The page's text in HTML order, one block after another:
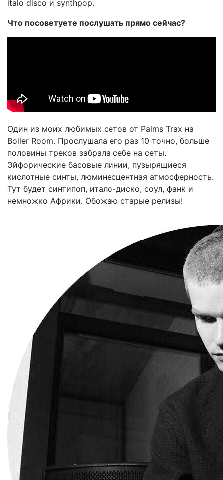
italo disco и synthpop.
Что посоветуете послушать прямо сейчас?
Один из моих любимых сетов от Palms Trax на
Boiler Room. Прослушала его раз 10 точно, больше
половины треков забрала себе на сеты.
Эйфорические басовые линии, пузырящиеся
кислотные синты, люминесцентная атмосферность.
Тут будет синтипоп, итало-диско, соул, фанк и
немножко Африки. Обожаю старые релизы!